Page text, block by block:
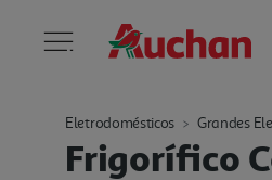
Eletrodomésticos Grandes
Frigorífico